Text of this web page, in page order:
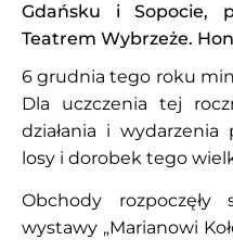
Gdańsku i Sopocie,
Teatrem Wybrzeże.
6 grudnia tego roku
Dla uczczenia tej
działania i wydarzenia
losy i dorobek tego
Obchody
wystawy „Marianowi